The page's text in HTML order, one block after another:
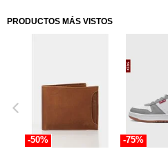
PRODUCTOS MÁS VISTOS
-50% -75%